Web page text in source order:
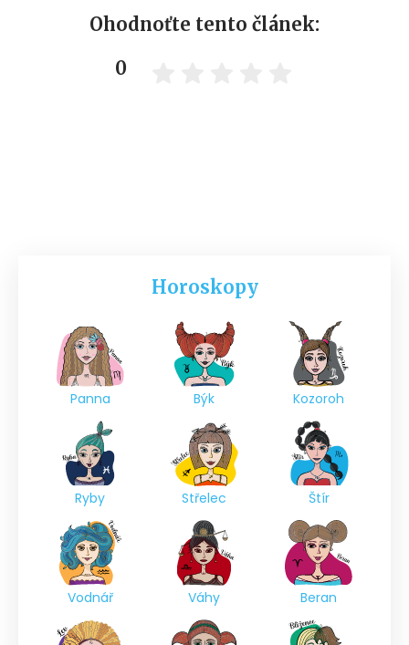
Ohodnoťte tento článek:
0
Horoskopy
Panna Býk Kozoroh
Ryby Střelec Štír
Vodnář Váhy Beran